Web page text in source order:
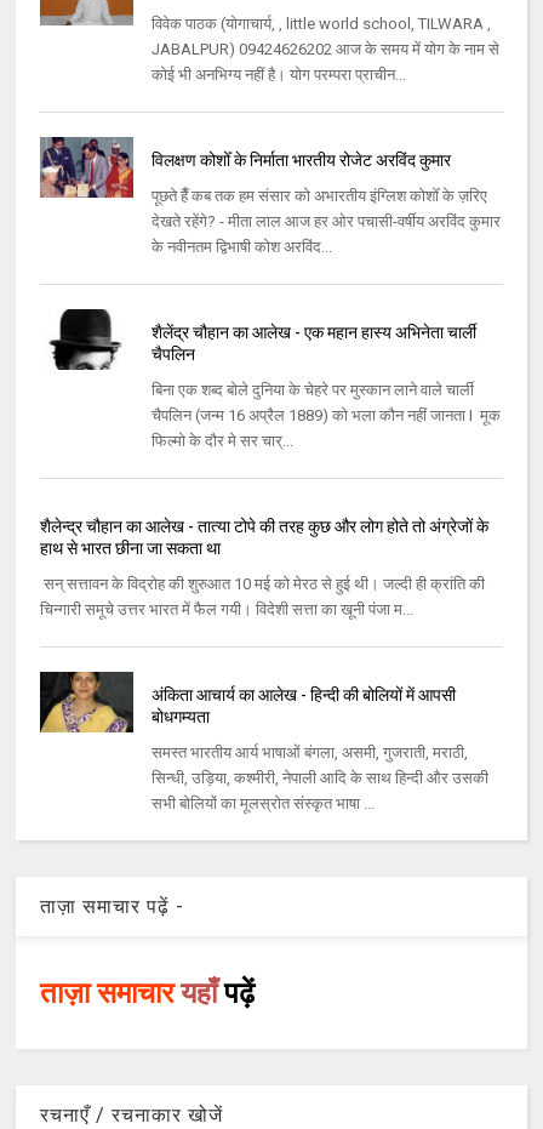
विवेक पाठक (योगाचार्य, , little world school, TILWARA ,
JABALPUR) 09424626202 आज के समय में योग के नाम से
कोई भी अनभिग्य नहीं है। योग परम्परा प्राचीन...
विलक्षण कोशोँ के निर्माता भारतीय रोजेट अरविंद कुमार
पूछते हैँ कब तक हम संसार को अभारतीय इंग्लिश कोशोँ के ज़रिए
देखते रहेंगे? - मीता लाल आज हर ओर पचासी-वर्षीय अरविंद कुमार
के नवीनतम द्विभाषी कोश अरविंद...
शैलेंद्र चौहान का आलेख - एक महान हास्य अभिनेता चार्ली
चैपलिन
बिना एक शब्द बोले दुनिया के चेहरे पर मुस्कान लाने वाले चार्ली
चैपलिन (जन्म 16 अप्रैल 1889) को भला कौन नहीं जानता I मूक
फिल्मो के दौर मे सर चार्...
शैलेन्द्र चौहान का आलेख - तात्या टोपे की तरह कुछ और लोग होते तो अंग्रेजों के
हाथ से भारत छीना जा सकता था
सन् सत्तावन के विद्रोह की शुरुआत 10 मई को मेरठ से हुई थी। जल्दी ही क्रांति की
चिन्गारी समूचे उत्तर भारत में फैल गयी। विदेशी सत्ता का खूनी पंजा म...
अंकिता आचार्य का आलेख - हिन्दी की बोलियों में आपसी
बोधगम्यता
समस्त भारतीय आर्य भाषाओं बंगला, असमी, गुजराती, मराठी,
सिन्धी, उड़िया, कश्मीरी, नेपाली आदि के साथ हिन्दी और उसकी
सभी बोलियों का मूलस्रोत संस्कृत भाषा ...
ताज़ा समाचार पढ़ें -
ताज़ा समाचारयहाँपढ़ें
रचनाएँ / रचनाकार खोजें